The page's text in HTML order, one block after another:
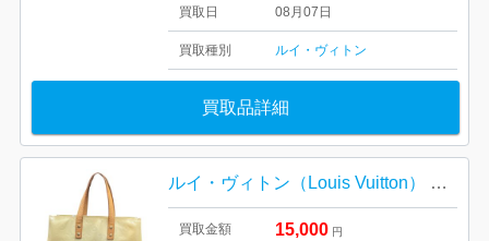
買取日 08月07日
買取種別 ルイ・ヴィトン
買取品詳細
ルイ・ヴィトン（Louis Vuitton） モノグラム・ヴェルニ リード【イオン函館上磯店】
買取金額 15,000 円